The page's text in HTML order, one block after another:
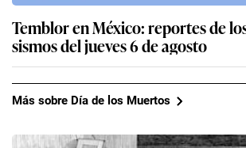
Temblor en México: reportes de
sismos del jueves 6 de agosto
Más sobre Día de los Muertos